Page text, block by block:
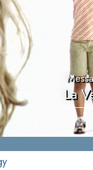
La